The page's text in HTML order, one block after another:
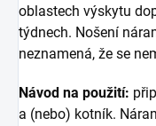
oblastech výskytu
týdnech. Nošení
neznamená, že se
Návod na použití:
a (nebo) kotník.